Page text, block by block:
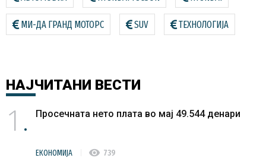
МИ-ДА ГРАНД МОТОРС SUV ТЕХНОЛОГИЈА
НАЈЧИТАНИ ВЕСТИ
1 Просечната нето плата во мај 49.544 денари
ЕКОНОМИЈА visibility 739